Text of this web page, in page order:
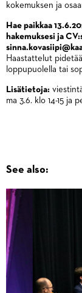
kokemuksen ja
Hae paikkaa
hakemuksesi ja
Haastattelut
loppupuolella tai
Lisätietoja:
ma 3.6. klo 14-15 ja
See also: